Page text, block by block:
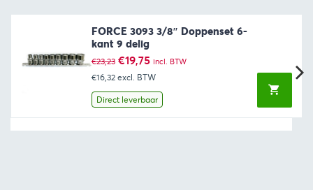
FORCE 3093 3/8″ Doppenset 6-
kant 9 delig
€23,23 Oorspronkelijke
prijs
was:
€23,23.
€19,75Huidige
prijs
is:
€19,75.
incl. BTW
€16,32 excl. BTW
Direct leverbaar